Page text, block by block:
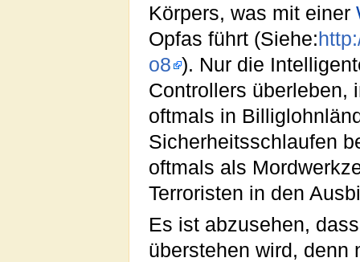
Körpers, was mit einer
Opfas führt (Siehe:
o8 ). Nur die
Controllers überleben,
oftmals in
Sicherheitsschlaufen
oftmals als
Terroristen in den
Es ist abzusehen,
überstehen wird,